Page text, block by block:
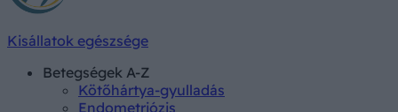
Kisállatok egészsége
Betegségek A-Z
Kötőhártya-gyulladás
Endometriózis